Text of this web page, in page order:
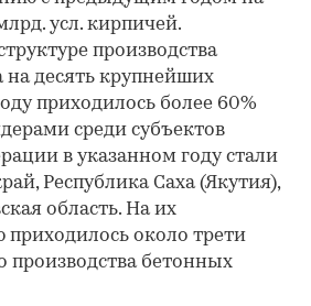
усл. кирпичей.
производства
на десять крупнейших
приходилось более 60%
среди субъектов
в указанном году стали
Республика Саха (Якутия),
область. На их
приходилось около трети
производства бетонных